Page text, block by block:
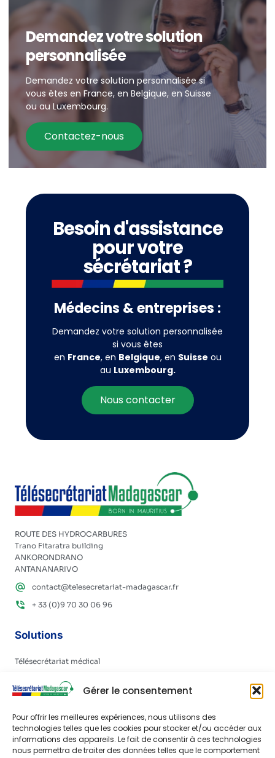
Gérer le consentement
Pour offrir les meilleures expériences, nous utilisons des
technologies telles que les cookies pour stocker et/ou accéder aux
informations des appareils. Le fait de consentir à ces technologies
nous permettra de traiter des données telles que le comportement
Demandez votre solution
personnalisée
Demandez votre solution personnalisée si
vous êtes en France, en Belgique, en Suisse
ou au Luxembourg.
Contactez-nous
Besoin d'assistance
pour votre
sécrétariat ?
Médecins & entreprises :
Demandez votre solution personnalisée
si vous êtes
en France, en Belgique, en Suisse ou
au Luxembourg.
Nous contacter
ROUTE DES HYDROCARBURES
Trano Fitaratra building
ANKORONDRANO
ANTANANARIVO
contact@telesecretariat-madagascar.fr
+ 33 (0)9 70 30 06 96
Solutions
Télésecrétariat médical
Madagascar
Maurice